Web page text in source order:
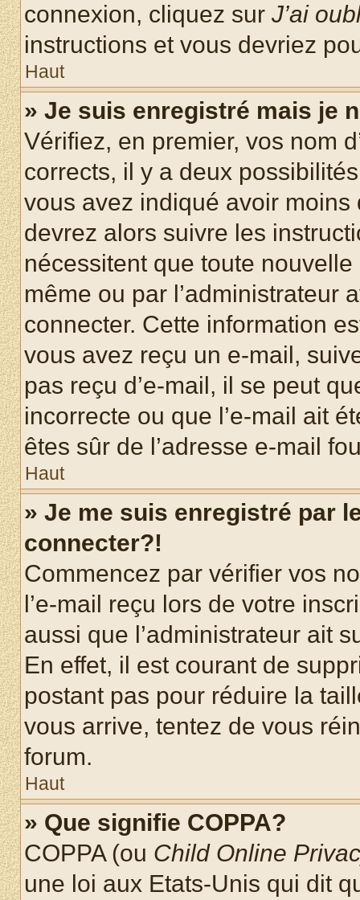
connexion, cliquez sur J’ai
instructions et vous devriez
Haut
» Je suis enregistré mais je
Vérifiez, en premier, vos nom
corrects, il y a deux
vous avez indiqué avoir moins
devrez alors suivre les
nécessitent que toute
même ou par l’administrateur
connecter. Cette information
vous avez reçu un e-mail,
pas reçu d’e-mail, il se peut
incorrecte ou que l’e-mail ait
êtes sûr de l’adresse e-mail
Haut
» Je me suis enregistré par
connecter?!
Commencez par vérifier vos
l’e-mail reçu lors de votre
aussi que l’administrateur ait
En effet, il est courant de
postant pas pour réduire la
vous arrive, tentez de vous
forum.
Haut
» Que signifie COPPA?
COPPA (ou Child Online
une loi aux Etats-Unis qui dit